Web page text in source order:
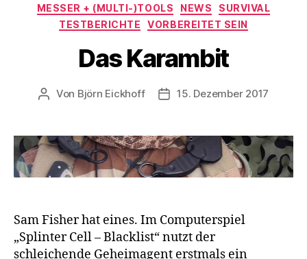
MESSER + (MULTI-)TOOLS
NEWS
SURVIVAL
TESTBERICHTE
VORBEREITET SEIN
Das Karambit
Beitragsautor
Von Björn Eickhoff Veröffentlichungsdatum
15. Dezember 2017
Sam Fisher hat eines. Im Computerspiel
„Splinter Cell – Blacklist“ nutzt der
schleichende Geheimagent erstmals ein